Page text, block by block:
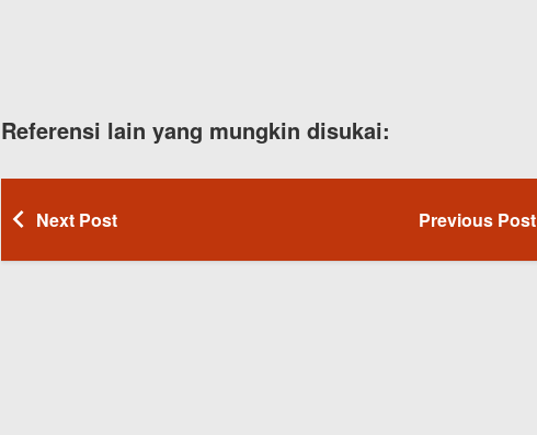
Referensi lain yang mungkin disukai:
Next Post Previous Post